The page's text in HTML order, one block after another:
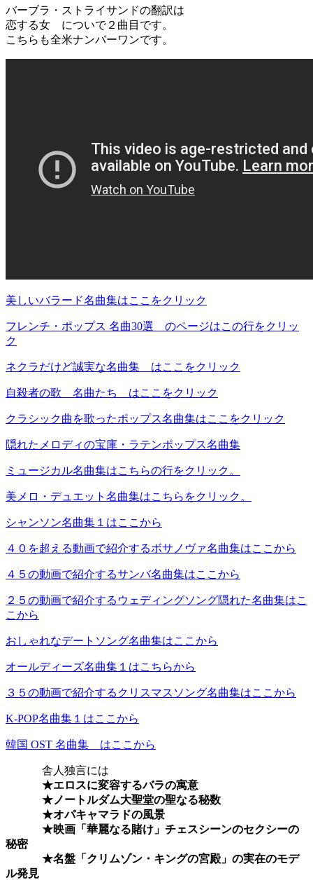
バーブラ・ストライサンドの翻訳は
恋する女 についで２曲目です。
こちらも全米ナンバーワンです。
美しいバラード名曲集はここをクリック
フレンチ・ポップス 名曲30選 のページはこの行をクリッ
ク
ネクラだけど誠実な名曲集 はここをクリック
自殺者の歌 名曲たち はここをクリック
クラシック曲を歌ったポップス名曲集はここをクリック
隠れたメロディの宝庫・ラテンポップス名曲集
ミュージカル名曲集はこちらの行をクリック。
美メロ・デュエット名曲集はこちらをクリック。
シャンソン名曲集１はここから
４０を超える動画で紹介するボサノヴァ名曲集はここから
４５の動画で紹介するサンバ名曲集はここから
２５の動画で紹介するウェディングソング隠れた名曲集はこ
こから
おしゃれなデートソング名曲集はここから
オールディーズ名曲集１はこちらから
３５の動画で紹介するクリスマスソング名曲集はここから
K-POP名曲集１はここから
韓国 OST 名曲集 はここから
舎人独言には
★エロスに変容するバラの寓意
★ノートルダム大聖堂の聖なる秘数
★オパキャマラドの風景
★映画「華麗なる賭け」チェスシーンのセクシーの
秘密
★名盤「クリムゾン・キングの宮殿」の実在のモデ
ル発見